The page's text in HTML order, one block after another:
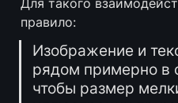
правило:
Изображение и
рядом примерно в
чтобы размер